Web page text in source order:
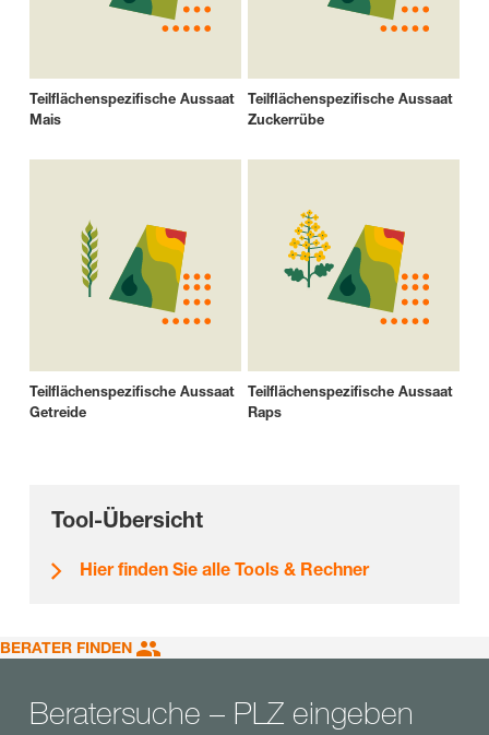
Teilflächenspezifische Aussaat
Mais
Teilflächenspezifische Aussaat
Zuckerrübe
Teilflächenspezifische Aussaat
Getreide
Teilflächenspezifische Aussaat
Raps
Tool-Übersicht
Hier finden Sie alle Tools & Rechner
BERATER FINDEN
Beratersuche – PLZ eingeben